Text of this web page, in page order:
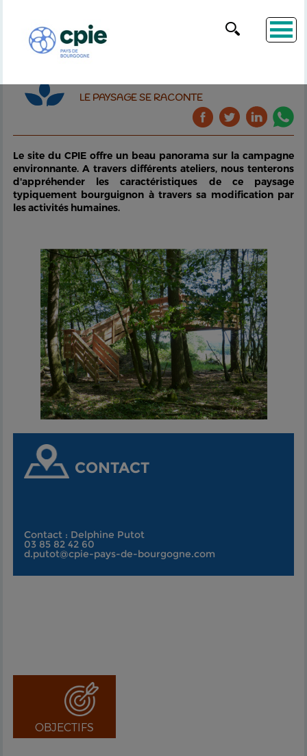
LE PAYSAGE SE RACONTE
Le site du CPIE offre un beau panorama sur la campagne
environnante. A travers différents ateliers, nous tenterons
d'appréhender les caractéristiques de ce paysage
typiquement bourguignon à travers sa modification par
les activités humaines.
CONTACT
Contact : Delphine Putot
03 85 82 42 60
d.putot@cpie-pays-de-bourgogne.com
OBJECTIFS